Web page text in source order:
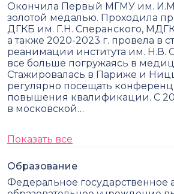
Окончила Первый МГМУ им.
золотой медалью. Проходила
ДГКБ им. Г.Н. Сперанского,
а также 2020-2023 г. провела в
реанимации института им. Н.В.
все больше погружаясь в
Стажировалась в Париже и
регулярно посещать
повышения квалификации. С
в московской…
Показать все
Образование
Федеральное государственное